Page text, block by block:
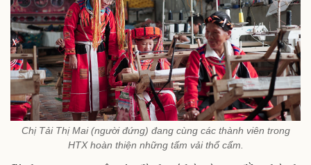
Chị Tải Thị Mai (người đứng) đang cùng các thành viên trong
HTX hoàn thiện những tấm vải thổ cẩm.